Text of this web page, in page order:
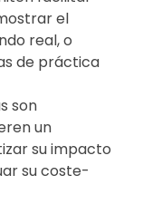
el
real, o
de práctica
son
un
su impacto
su coste-